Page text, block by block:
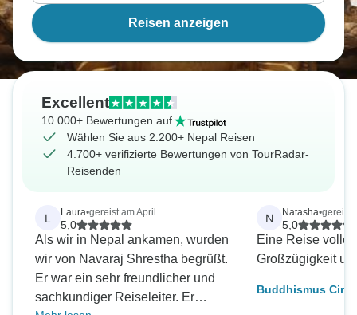
Reisen anzeigen
Excellent
10.000+ Bewertungen auf
Wählen Sie aus 2.200+ Nepal Reisen
4.700+ verifizierte Bewertungen von TourRadar-
Reisenden
L Laura•gereist am April
5,0
Als wir in Nepal ankamen, wurden
wir von Navaraj Shrestha begrüßt.
Er war ein sehr freundlicher und
sachkundiger Reiseleiter. Er
N Natasha•gereist
5,0
Eine Reise
Großzügigkeit
Buddhismus